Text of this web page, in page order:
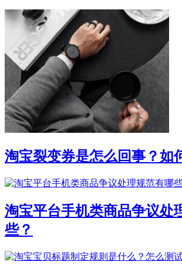
淘宝裂变券是怎么回事？如
淘宝平台手机类商品争议处
些？